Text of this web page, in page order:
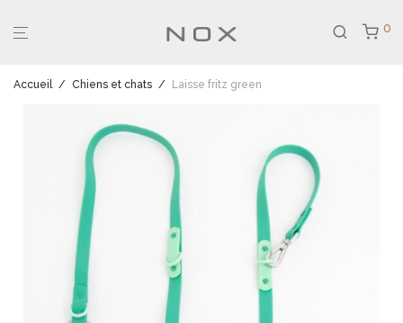
0
Accueil / Chiens et chats / Laisse fritz green